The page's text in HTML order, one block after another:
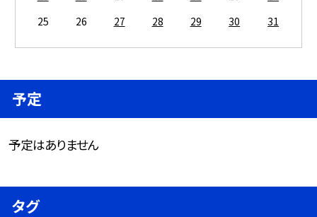
25
26 27 28 29 30 31
予定
予定はありません
タグ